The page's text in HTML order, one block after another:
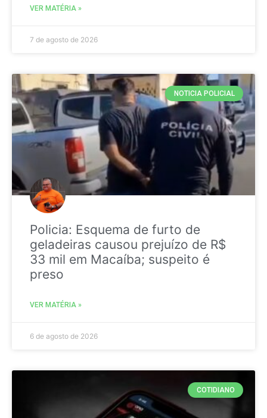
VER MATÉRIA »
7 de agosto de 2026
NOTICIA POLICIAL
Policia: Esquema de furto de
geladeiras causou prejuízo de R$
33 mil em Macaíba; suspeito é
preso
VER MATÉRIA »
6 de agosto de 2026
COTIDIANO